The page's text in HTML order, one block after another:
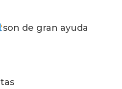
son de gran ayuda